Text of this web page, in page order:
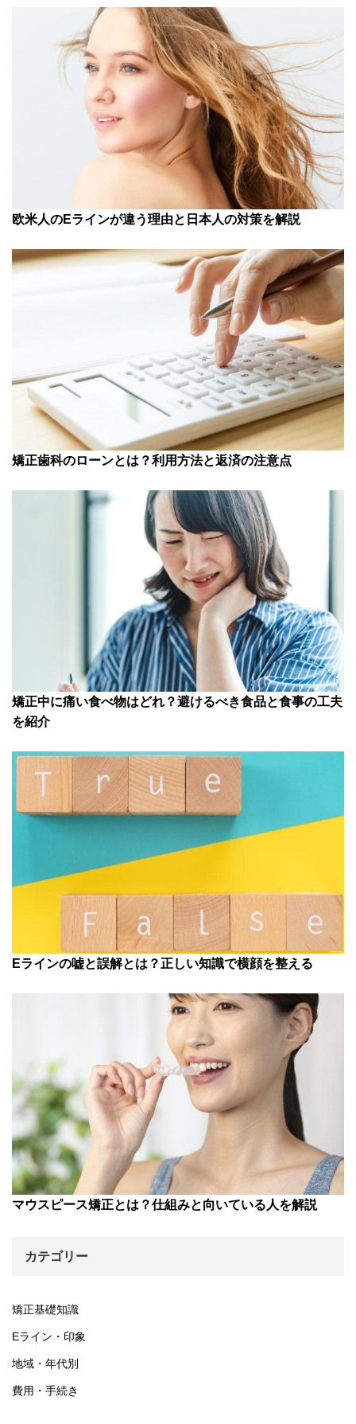
欧米人のEラインが違う理由と日本人の対策を解説
矯正歯科のローンとは？利用方法と返済の注意点
矯正中に痛い食べ物はどれ？避けるべき食品と食事の工夫
を紹介
Eラインの嘘と誤解とは？正しい知識で横顔を整える
マウスピース矯正とは？仕組みと向いている人を解説
カテゴリー
矯正基礎知識
Eライン・印象
地域・年代別
費用・手続き